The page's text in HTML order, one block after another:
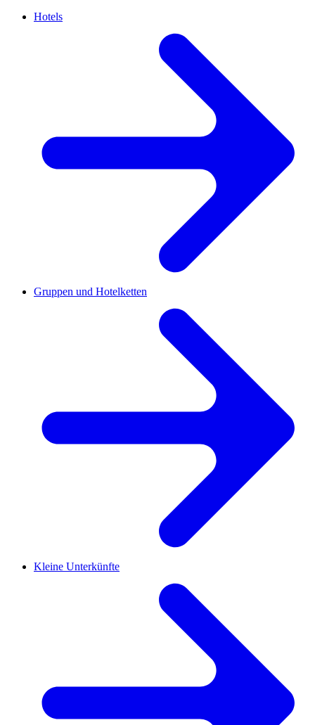
Hotels
Gruppen und Hotelketten
Kleine Unterkünfte